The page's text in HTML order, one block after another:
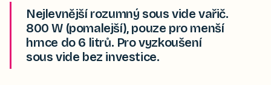
Nejlevnější rozumný sous vide vařič.
800 W (pomalejší), pouze pro menší
hrnce do 6 litrů. Pro vyzkoušení
sous vide bez investice.